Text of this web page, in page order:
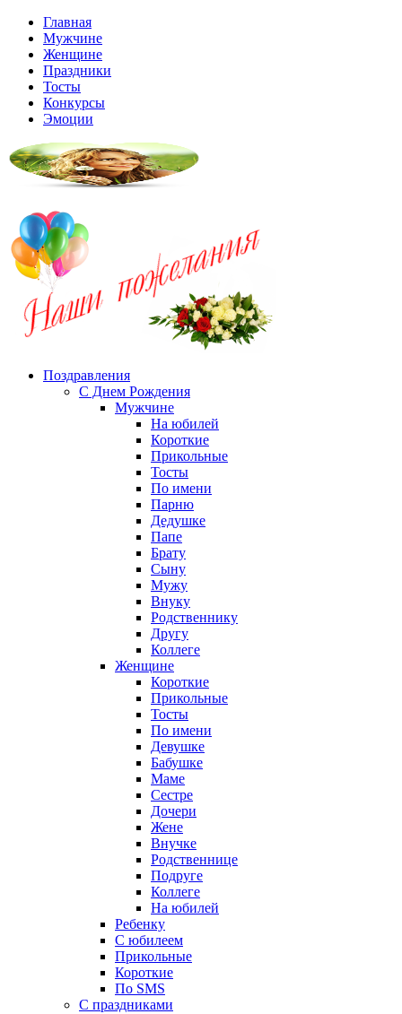
Главная
Мужчине
Женщине
Праздники
Тосты
Конкурсы
Эмоции
Поздравления
С Днем Рождения
Мужчине
На юбилей
Короткие
Прикольные
Тосты
По имени
Парню
Дедушке
Папе
Брату
Сыну
Мужу
Внуку
Родственнику
Другу
Коллеге
Женщине
Короткие
Прикольные
Тосты
По имени
Девушке
Бабушке
Маме
Сестре
Дочери
Жене
Внучке
Родственнице
Подруге
Коллеге
На юбилей
Ребенку
С юбилеем
Прикольные
Короткие
По SMS
С праздниками